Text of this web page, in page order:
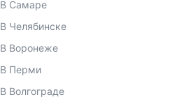
В Самаре
В Челябинске
В Воронеже
В Перми
В Волгограде